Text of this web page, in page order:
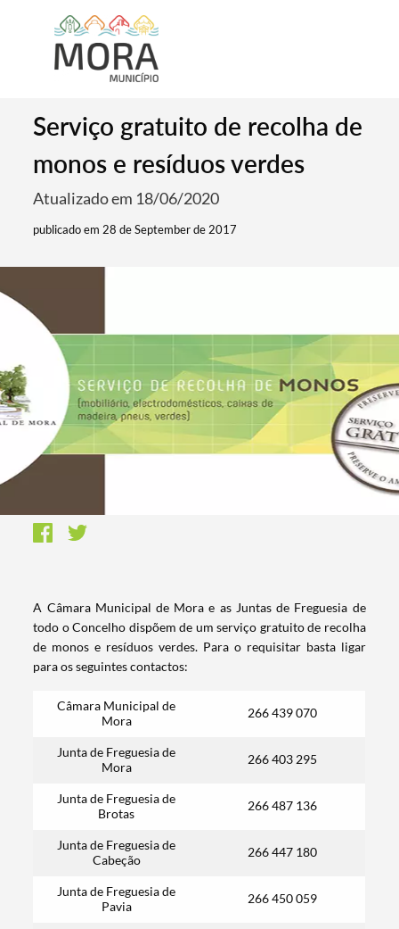
Serviço gratuito de recolha de
monos e resíduos verdes
Atualizado em 18/06/2020
publicado em 28 de September de 2017
A Câmara Municipal de Mora e as Juntas de Freguesia de
todo o Concelho dispõem de um serviço gratuito de recolha
de monos e resíduos verdes. Para o requisitar basta ligar
para os seguintes contactos:
Câmara Municipal de
Mora​
266 439 070
Junta de Freguesia de
Mora
266 403 295
Junta de Freguesia de
Brotas
266487 136
Junta de Freguesia de
Cabeção
266 447 180
Junta de Freguesia de
Pavia
266 450 059